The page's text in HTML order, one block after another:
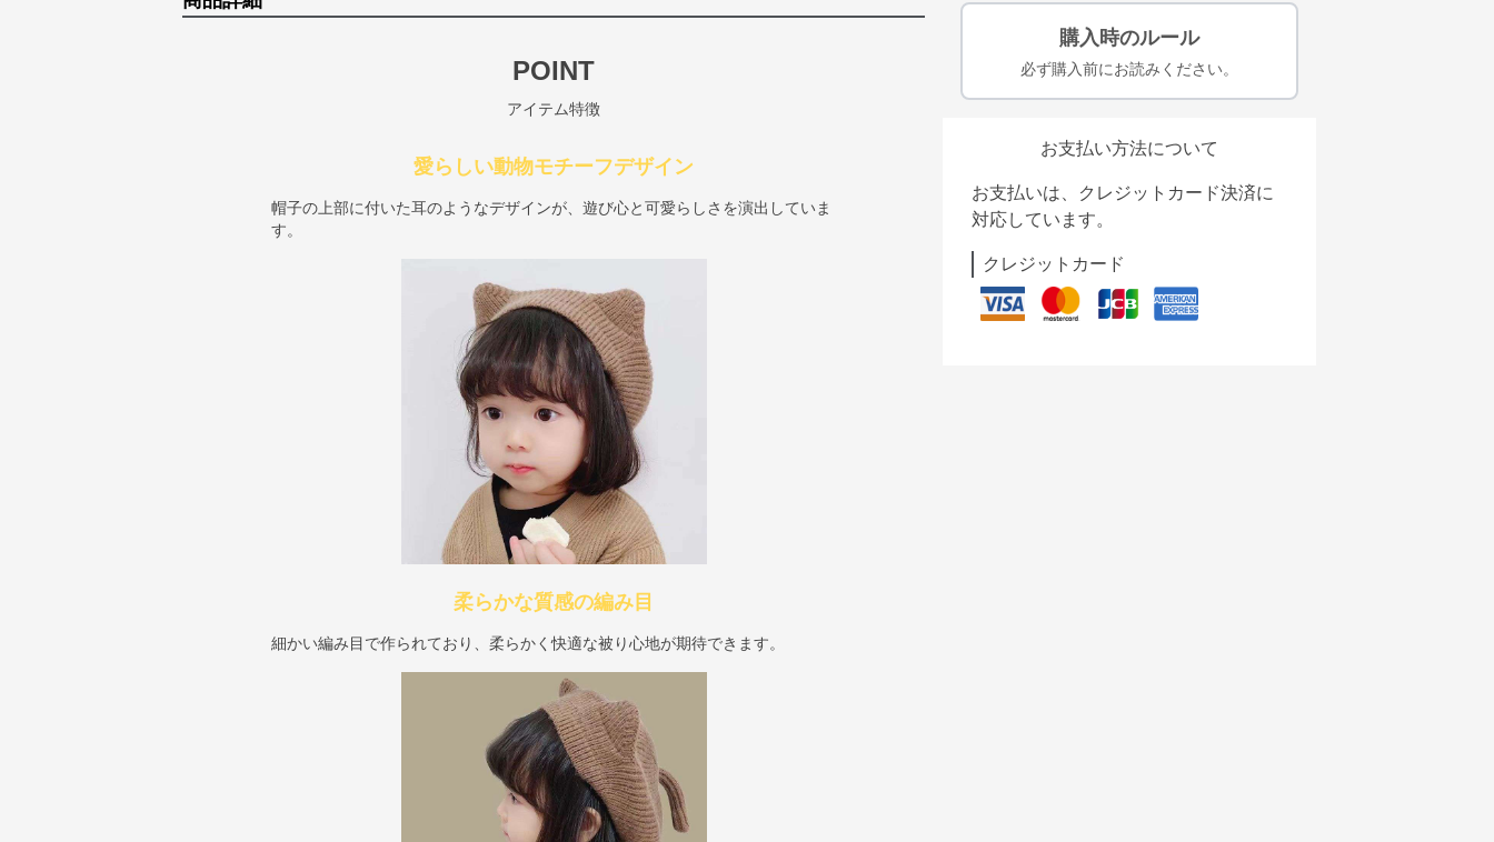
POINT
アイテム特徴
愛らしい動物モチーフデザイン
帽子の上部に付いた耳のようなデザインが、遊び心と可愛らしさを演出していま
す。
柔らかな質感の編み目
細かい編み目で作られており、柔らかく快適な被り心地が期待できます。
購入時のルール
必ず購入前にお読みください。
お支払い方法について
お支払いは、クレジットカード決済に
対応しています。
クレジットカード